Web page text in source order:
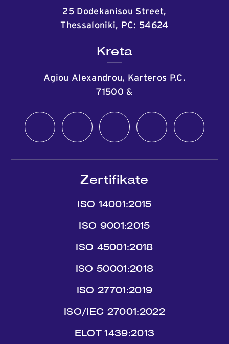
25 Dodekanisou Street,
Thessaloniki, PC: 54624
Kreta
Agiou Alexandrou, Karteros P.C.
71500 &
Zertifikate
ISO 14001:2015
ISO 9001:2015
ISO 45001:2018
ISO 50001:2018
ISO 27701:2019
ISO/IEC 27001:2022
ΕLΟΤ 1439:2013